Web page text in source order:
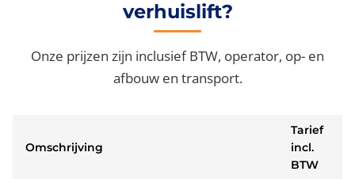
verhuislift?
Onze prijzen zijn inclusief BTW, operator, op- en
afbouw en transport.
Omschrijving
Tarief
incl.
BTW